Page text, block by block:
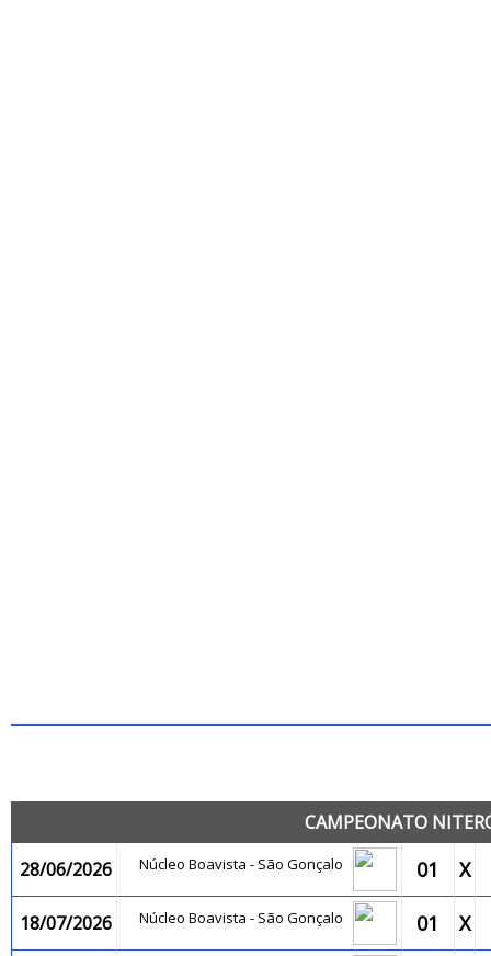
CAMPEONATO
28/06/2026
Núcleo Boavista - São Gonçalo 01 X
18/07/2026 Núcleo Boavista - São Gonçalo 01 X